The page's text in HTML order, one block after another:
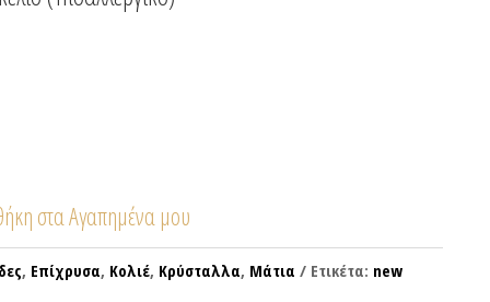
στα Αγαπημένα μου
, Επίχρυσα, Κολιέ, Κρύσταλλα, Μάτια Ετικέτα: new